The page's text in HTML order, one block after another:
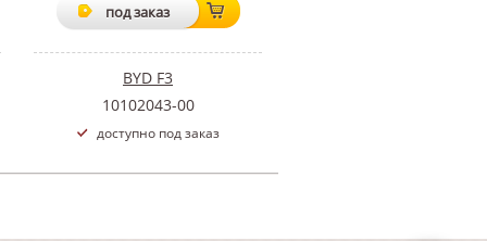
под заказ
BYD F3
10102043-00
доступно под заказ